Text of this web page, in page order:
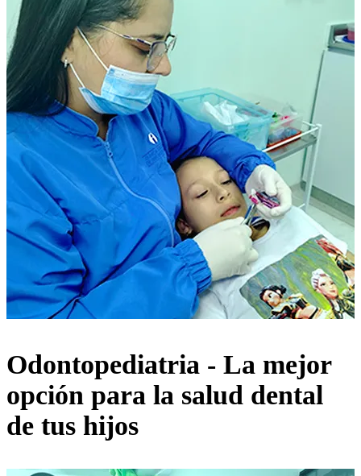
Odontopediatria - La mejor
opción para la salud dental
de tus hijos